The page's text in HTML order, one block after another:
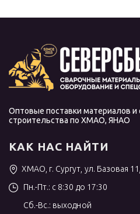
Оптовые поставки материалов и
строительства по ХМАО, ЯНАО
КАК НАС НАЙТИ
ХМАО, г. Сургут, ул. Базовая
Пн.-Пт.: с 8:30 до 17:30
Сб.-Вс.: выходной